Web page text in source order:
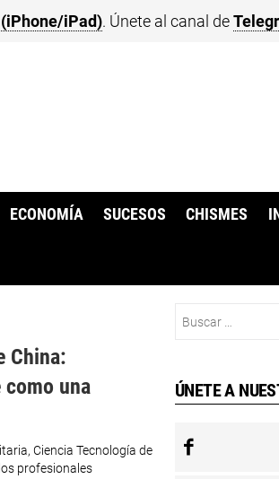
(iPhone/iPad). Únete al canal de
ECONOMÍA SUCESOS CHISMES
China:
una
Ciencia Tecnología de
profesionales
ÚNETE A